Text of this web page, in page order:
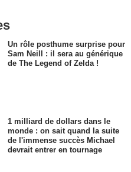
Un rôle posthume surprise pour
Sam Neill : il sera au générique
de The Legend of Zelda !
1 milliard de dollars dans le
monde : on sait quand la suite
de l'immense succès Michael
devrait entrer en tournage